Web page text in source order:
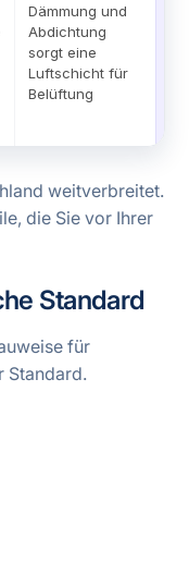
Dämmung und
Abdichtung
sorgt eine
Luftschicht für
Belüftung
weitverbreitet.
die Sie vor Ihrer
Standard
für
Standard.